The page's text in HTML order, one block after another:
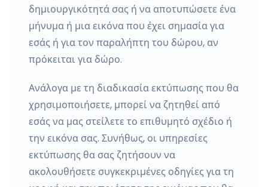
δημιουργικότητά σας ή να αποτυπώσετε ένα
μήνυμα ή μια εικόνα που έχει σημασία για
εσάς ή για τον παραλήπτη του δώρου, αν
πρόκειται για δώρο.
Ανάλογα με τη διαδικασία εκτύπωσης που θα
χρησιμοποιήσετε, μπορεί να ζητηθεί από
εσάς να μας στείλετε το επιθυμητό σχέδιο ή
την εικόνα σας. Συνήθως, οι υπηρεσίες
εκτύπωσης θα σας ζητήσουν να
ακολουθήσετε συγκεκριμένες οδηγίες για τη